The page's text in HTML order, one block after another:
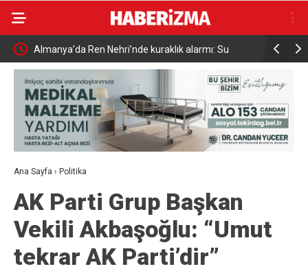
Almanya’da Ren Nehri’nde kuraklık alarmı: Su
seviyesinde tarihi düşüş yaşandı
Ana Sayfa › Politika
AK Parti Grup Başkan
Vekili Akbaşoğlu: “Umut
tekrar AK Parti’dir”